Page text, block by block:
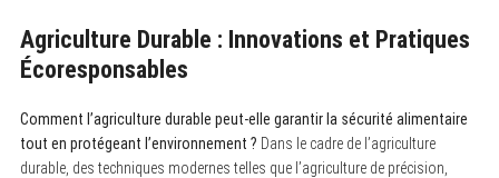
Agriculture Durable : Innovations et Pratiques
Écoresponsables
Comment l’agriculture durable peut-elle garantir la sécurité alimentaire
tout en protégeant l’environnement ? Dans le cadre de l’agriculture
durable, des techniques modernes telles que l’agriculture de précision,